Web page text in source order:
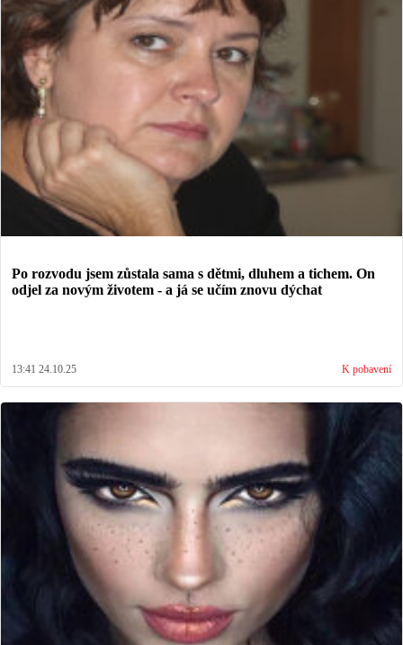
Po rozvodu jsem zůstala sama s dětmi, dluhem a tichem. On
odjel za novým životem - a já se učím znovu dýchat
13:41 24.10.25 K pobavení